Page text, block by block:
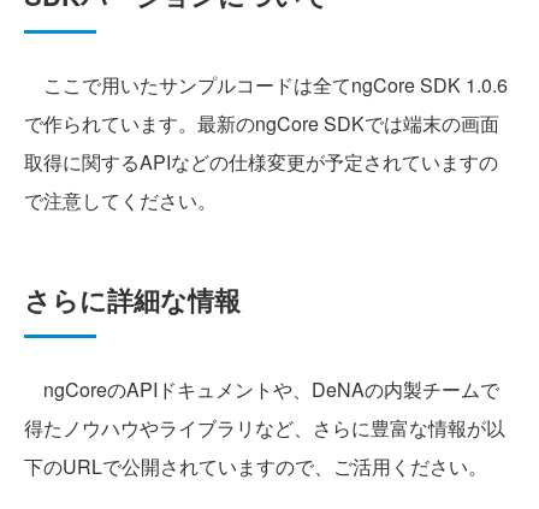
ここで用いたサンプルコードは全てngCore SDK 1.0.6
で作られています。最新のngCore SDKでは端末の画面
取得に関するAPIなどの仕様変更が予定されていますの
で注意してください。
さらに詳細な情報
ngCoreのAPIドキュメントや、DeNAの内製チームで
得たノウハウやライブラリなど、さらに豊富な情報が以
下のURLで公開されていますので、ご活用ください。